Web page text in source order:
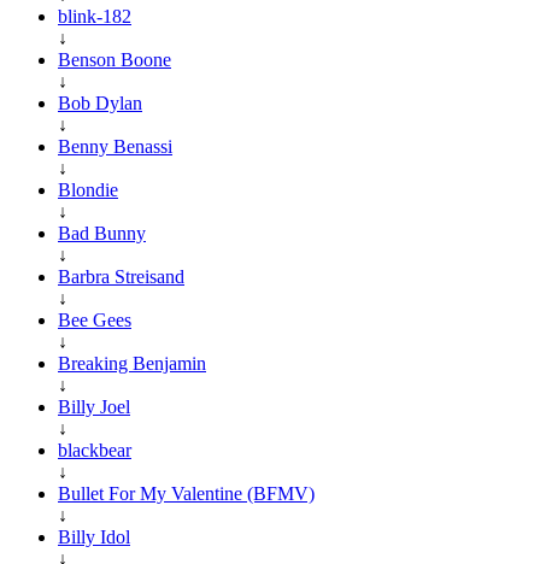
blink-182
↓
Benson Boone
↓
Bob Dylan
↓
Benny Benassi
↓
Blondie
↓
Bad Bunny
↓
Barbra Streisand
↓
Bee Gees
↓
Breaking Benjamin
↓
Billy Joel
↓
blackbear
↓
Bullet For My Valentine (BFMV)
↓
Billy Idol
↓